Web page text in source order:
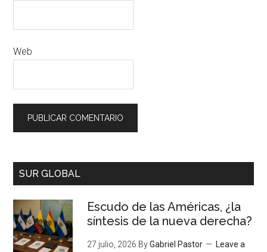
Web
SUR GLOBAL
Escudo de las Américas, ¿la
síntesis de la nueva derecha?
27 julio, 2026 ByGabriel Pastor
Leave a